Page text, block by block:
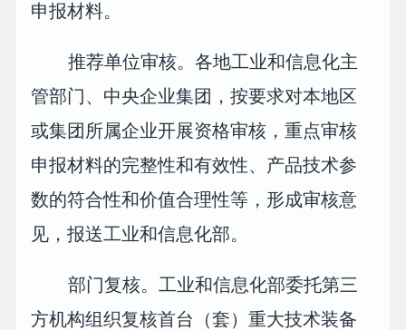
申报材料。
推荐单位审核。各地工业和信息化主
管部门、中央企业集团，按要求对本地区
或集团所属企业开展资格审核，重点审核
申报材料的完整性和有效性、产品技术参
数的符合性和价值合理性等，形成审核意
见，报送工业和信息化部。
部门复核。工业和信息化部委托第三
方机构组织复核首台（套）重大技术装备